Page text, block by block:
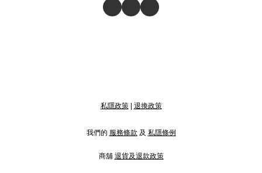
私隱政策| 退換政策
我們的 服務條款 及 私隱條例
商舖 退貨及退款政策